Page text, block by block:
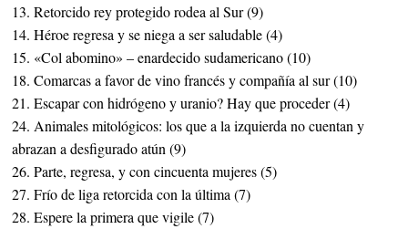
13. Retorcido rey protegido rodea al Sur (9)
14. Héroe regresa y se niega a ser saludable (4)
15. «Col abomino» – enardecido sudamericano (10)
18. Comarcas a favor de vino francés y compañía al sur (10)
21. Escapar con hidrógeno y uranio? Hay que proceder (4)
24. Animales mitológicos: los que a la izquierda no cuentan y
abrazan a desfigurado atún (9)
26. Parte, regresa, y con cincuenta mujeres (5)
27. Frío de liga retorcida con la última (7)
28. Espere la primera que vigile (7)